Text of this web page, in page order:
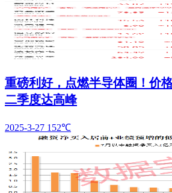
重磅利好，点燃半导体圈！价
二季度达高峰
2025-3-27 152℃